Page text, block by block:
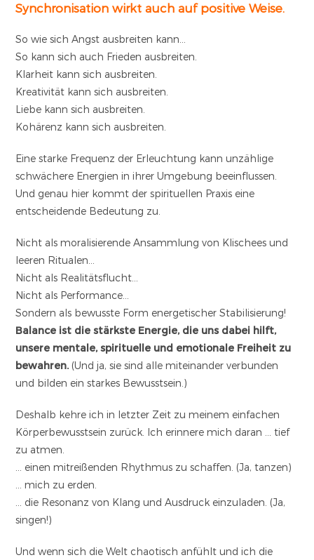
Synchronisation wirkt auch auf positive Weise.
So wie sich Angst ausbreiten kann…
So kann sich auch Frieden ausbreiten.
Klarheit kann sich ausbreiten.
Kreativität kann sich ausbreiten.
Liebe kann sich ausbreiten.
Kohärenz kann sich ausbreiten.
Eine starke Frequenz der Erleuchtung kann unzählige
schwächere Energien in ihrer Umgebung beeinflussen.
Und genau hier kommt der spirituellen Praxis eine
entscheidende Bedeutung zu.
Nicht als moralisierende Ansammlung von Klischees und
leeren Ritualen…
Nicht als Realitätsflucht…
Nicht als Performance…
Sondern als bewusste Form energetischer Stabilisierung!
Balance ist die stärkste Energie, die uns dabei hilft,
unsere mentale, spirituelle und emotionale Freiheit zu
bewahren. (Und ja, sie sind alle miteinander verbunden
und bilden ein starkes Bewusstsein.)
Deshalb kehre ich in letzter Zeit zu meinem einfachen
Körperbewusstsein zurück. Ich erinnere mich daran … tief
zu atmen.
… einen mitreißenden Rhythmus zu schaffen. (Ja, tanzen)
… mich zu erden.
… die Resonanz von Klang und Ausdruck einzuladen. (Ja,
singen!)
Und wenn sich die Welt chaotisch anfühlt und ich die